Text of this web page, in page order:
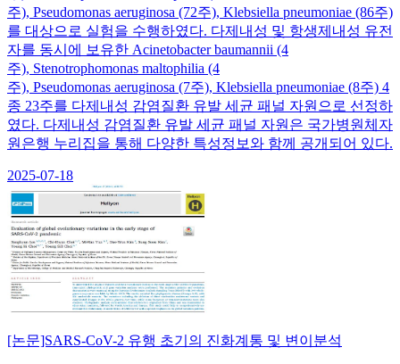
주), Pseudomonas aeruginosa (72주), Klebsiella pneumoniae (86주)
를 대상으로 실험을 수행하였다. 다제내성 및 항생제내성 유전
자를 동시에 보유한 Acinetobacter baumannii (4
주), Stenotrophomonas maltophilia (4
주), Pseudomonas aeruginosa (7주), Klebsiella pneumoniae (8주) 4
종 23주를 다제내성 감염질환 유발 세균 패널 자원으로 선정하
였다. 다제내성 감염질환 유발 세균 패널 자원은 국가병원체자
원은행 누리집을 통해 다양한 특성정보와 함께 공개되어 있다.
2025-07-18
[논문]SARS-CoV-2 유행 초기의 진화계통 및 변이분석